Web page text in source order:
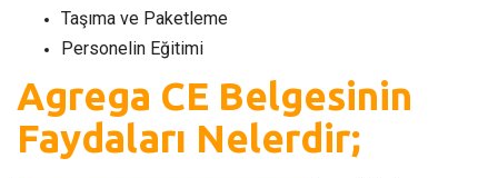
Taşıma ve Paketleme
Personelin Eğitimi
Agrega CE Belgesinin
Faydaları Nelerdir;